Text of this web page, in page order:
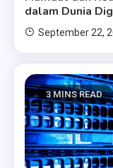
dalam Dunia
September 22,
3 MINS READ